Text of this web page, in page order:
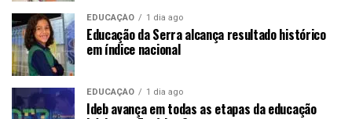
EDUCAÇÃO 1 dia ago
Educação da Serra alcança resultado histórico
em índice nacional
EDUCAÇÃO 1 dia ago
Ideb avança em todas as etapas da educação